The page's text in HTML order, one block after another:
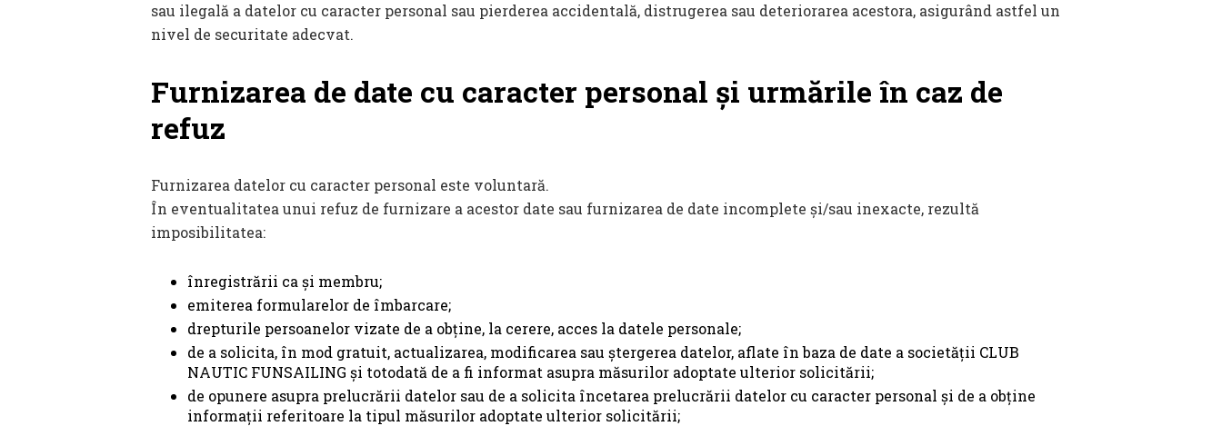
sau ilegală a datelor cu caracter personal sau pierderea accidentală, distrugerea sau deteriorarea acestora, asigurând astfel un
nivel de securitate adecvat.
Furnizarea de date cu caracter personal și urmările în caz de
refuz
Furnizarea datelor cu caracter personal este voluntară.
În eventualitatea unui refuz de furnizare a acestor date sau furnizarea de date incomplete și/sau inexacte, rezultă
imposibilitatea:
înregistrării ca și membru;
emiterea formularelor de îmbarcare;
drepturile persoanelor vizate de a obține, la cerere, acces la datele personale;
de a solicita, în mod gratuit, actualizarea, modificarea sau ștergerea datelor, aflate în baza de date a societății CLUB
NAUTIC FUNSAILING și totodată de a fi informat asupra măsurilor adoptate ulterior solicitării;
de opunere asupra prelucrării datelor sau de a solicita încetarea prelucrării datelor cu caracter personal și de a obține
informații referitoare la tipul măsurilor adoptate ulterior solicitării;